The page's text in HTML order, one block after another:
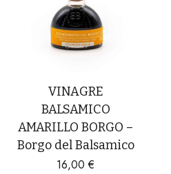
VINAGRE
BALSAMICO
AMARILLO BORGO –
Borgo del Balsamico
16,00€